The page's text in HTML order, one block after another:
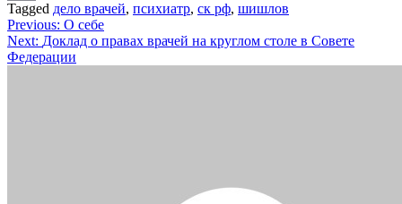
Email
Tagged дело врачей, психиатр, ск рф, шишлов
Навигация
по
Previous: О себе
Next: Доклад о правах врачей на круглом столе в Совете
Федерации